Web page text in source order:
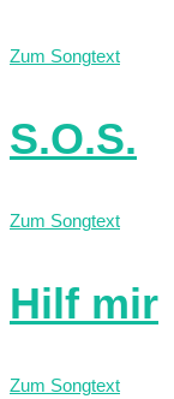
Zum Songtext
S.O.S.
Zum Songtext
Hilf mir
Zum Songtext